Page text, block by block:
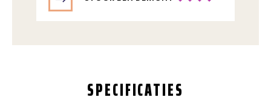
SPECIFICATIES